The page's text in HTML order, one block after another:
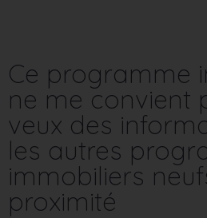
Ce programme
ne me convient
veux des
les autres
immobiliers
proximité